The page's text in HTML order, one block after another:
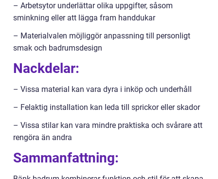
– Arbetsytor underlättar olika uppgifter, såsom
sminkning eller att lägga fram handdukar
– Materialvalen möjliggör anpassning till personligt
smak och badrumsdesign
Nackdelar:
– Vissa material kan vara dyra i inköp och underhåll
– Felaktig installation kan leda till sprickor eller skador
– Vissa stilar kan vara mindre praktiska och svårare att
rengöra än andra
Sammanfattning: